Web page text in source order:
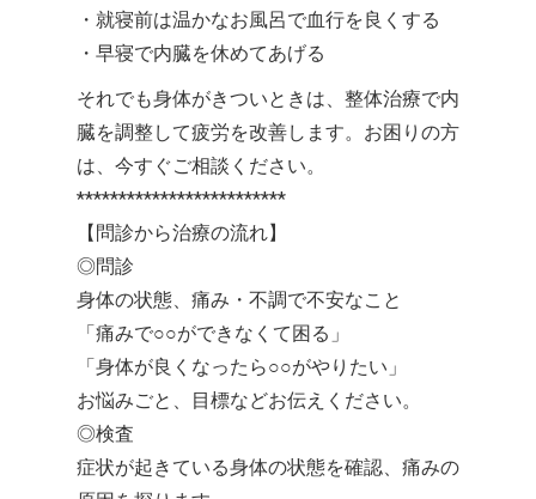
・就寝前は温かなお風呂で血行を良くする
・早寝で内臓を休めてあげる
それでも身体がきついときは、整体治療で内
臓を調整して疲労を改善します。お困りの方
は、今すぐご相談ください。
*************************
【問診から治療の流れ】
◎問診
身体の状態、痛み・不調で不安なこと
「痛みで○○ができなくて困る」
「身体が良くなったら○○がやりたい」
お悩みごと、目標などお伝えください。
◎検査
症状が起きている身体の状態を確認、痛みの